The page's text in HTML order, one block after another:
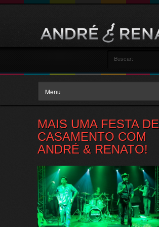
MAIS UMA FESTA DE
CASAMENTO COM
ANDRÉ & RENATO!